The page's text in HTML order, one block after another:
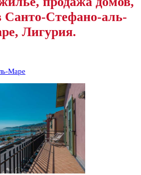
Санто-Стефано-аль-
Лигурия.
Маре